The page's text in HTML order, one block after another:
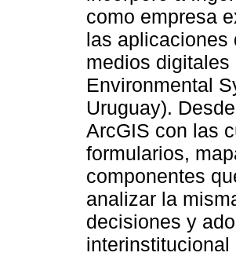
como empresa
las aplicaciones
medios digitales
Environmental
Uruguay).
ArcGIS con las
formularios,
componentes
analizar la
decisiones y